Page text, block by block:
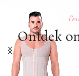
Ontdek